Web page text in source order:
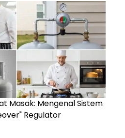
Masak: Mengenal Sistem
Regulator